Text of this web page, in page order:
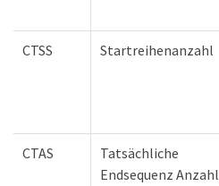
CTSS Startreihenanzahl
CTAS
Tatsächliche
Endsequenz Anzahl